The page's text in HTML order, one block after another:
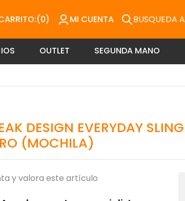
(0) MI CUENTA BUSQUEDA
OUTLET SEGUNDA MANO
DESIGN EVERYDAY SLING
(MOCHILA)
y valora este artículo